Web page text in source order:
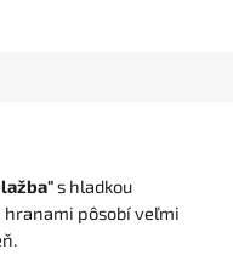
s hladkou
hranami pôsobí veľmi